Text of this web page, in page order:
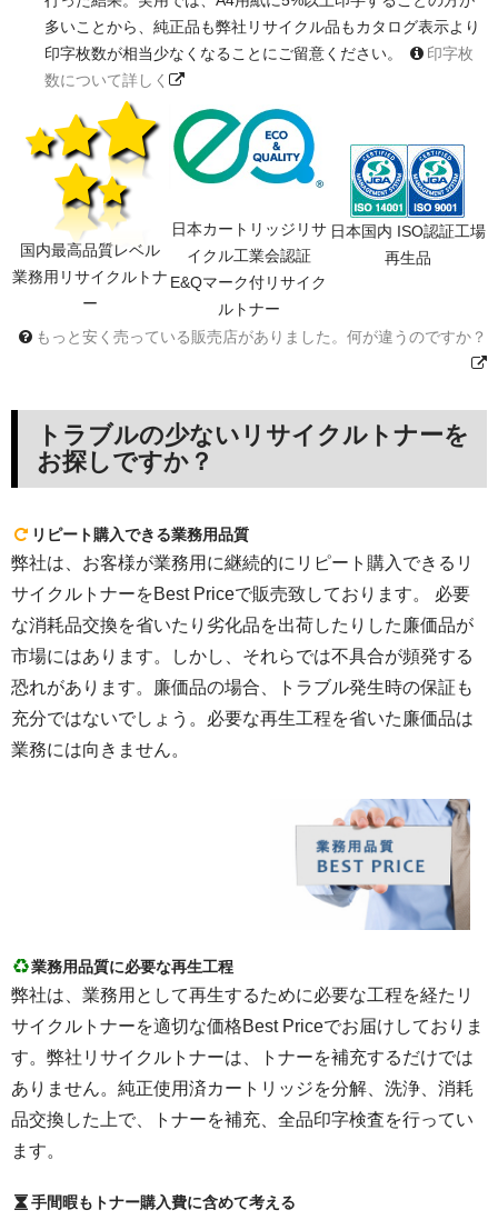
多いことから、純正品も弊社リサイクル品もカタログ表示より
印字枚数が相当少なくなることにご留意ください。
印字枚
数について詳しく
国内最高品質レベル
業務用リサイクルトナ
ー
日本カートリッジリサ
イクル工業会認証
E&Qマーク付リサイク
ルトナー
日本国内 ISO認証工場
再生品
もっと安く売っている販売店がありました。何が違うのですか？
トラブルの少ないリサイクルトナーを
お探しですか？
リピート購入できる業務用品質
弊社は、お客様が業務用に継続的にリピート購入できるリ
サイクルトナーをBest Priceで販売致しております。 必要
な消耗品交換を省いたり劣化品を出荷したりした廉価品が
市場にはあります。しかし、それらでは不具合が頻発する
恐れがあります。廉価品の場合、トラブル発生時の保証も
充分ではないでしょう。必要な再生工程を省いた廉価品は
業務には向きません。
業務用品質に必要な再生工程
弊社は、業務用として再生するために必要な工程を経たリ
サイクルトナーを適切な価格Best Priceでお届けしておりま
す。弊社リサイクルトナーは、トナーを補充するだけでは
ありません。純正使用済カートリッジを分解、洗浄、消耗
品交換した上で、トナーを補充、全品印字検査を行ってい
ます。
手間暇もトナー購入費に含めて考える